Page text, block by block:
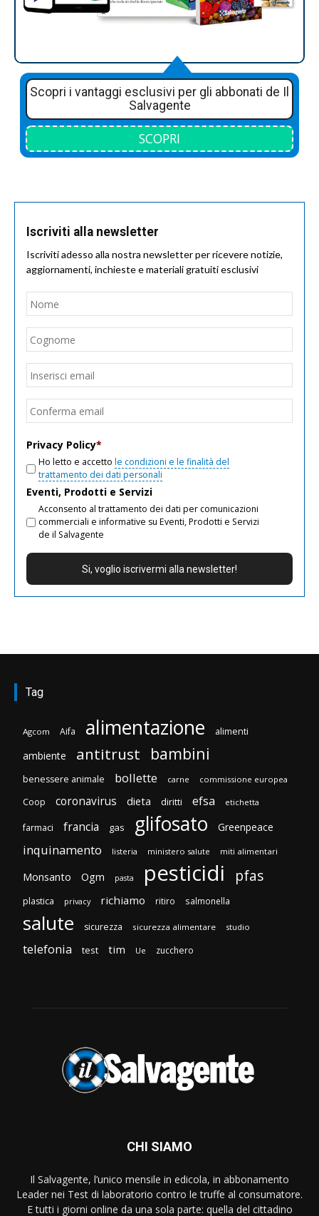
Scopri i vantaggi esclusivi per gli abbonati de Il
Salvagente
SCOPRI
Iscriviti alla newsletter
Iscriviti adesso alla nostra newsletter per ricevere notizie,
aggiornamenti, inchieste e materiali gratuiti esclusivi
Nome
Email
Privacy Policy*
Ho letto e accetto le condizioni e le finalità del
trattamento dei dati personali
Eventi, Prodotti e Servizi
Acconsento al trattamento dei dati per comunicazioni
commerciali e informative su Eventi, Prodotti e Servizi
de il Salvagente
Tag
Agcom Aifa alimentazione alimenti
ambiente antitrust bambini
benessere animale bollette carne commissione europea
Coop coronavirus dieta diritti efsa etichetta
farmaci francia gas glifosato Greenpeace
inquinamento listeria ministero salute miti alimentari
Monsanto Ogm pasta pesticidi pfas
plastica privacy richiamo ritiro salmonella
salute sicurezza sicurezza alimentare studio
telefonia test tim Ue zucchero
CHI SIAMO
Il Salvagente, l’unico mensile in edicola, in abbonamento
Leader nei Test di laboratorio contro le truffe al consumatore.
E tutti i giorni online da una sola parte: quella del cittadino